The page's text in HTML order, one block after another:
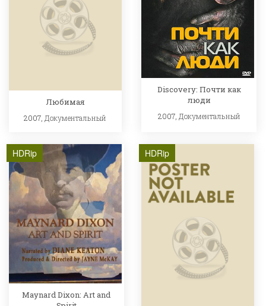
Любимая
2007, Документальный
Discovery: Почти как
люди
2007, Документальный
HDRip
Maynard Dixon: Art and
HDRip